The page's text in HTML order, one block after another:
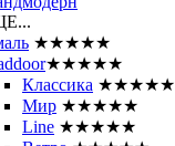
★★★★★
★★★★★
Классика ★★★★★
Мир ★★★★★
Line ★★★★★